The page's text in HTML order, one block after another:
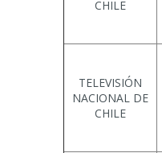
CHILE
TELEVISIÓN
NACIONAL DE
CHILE